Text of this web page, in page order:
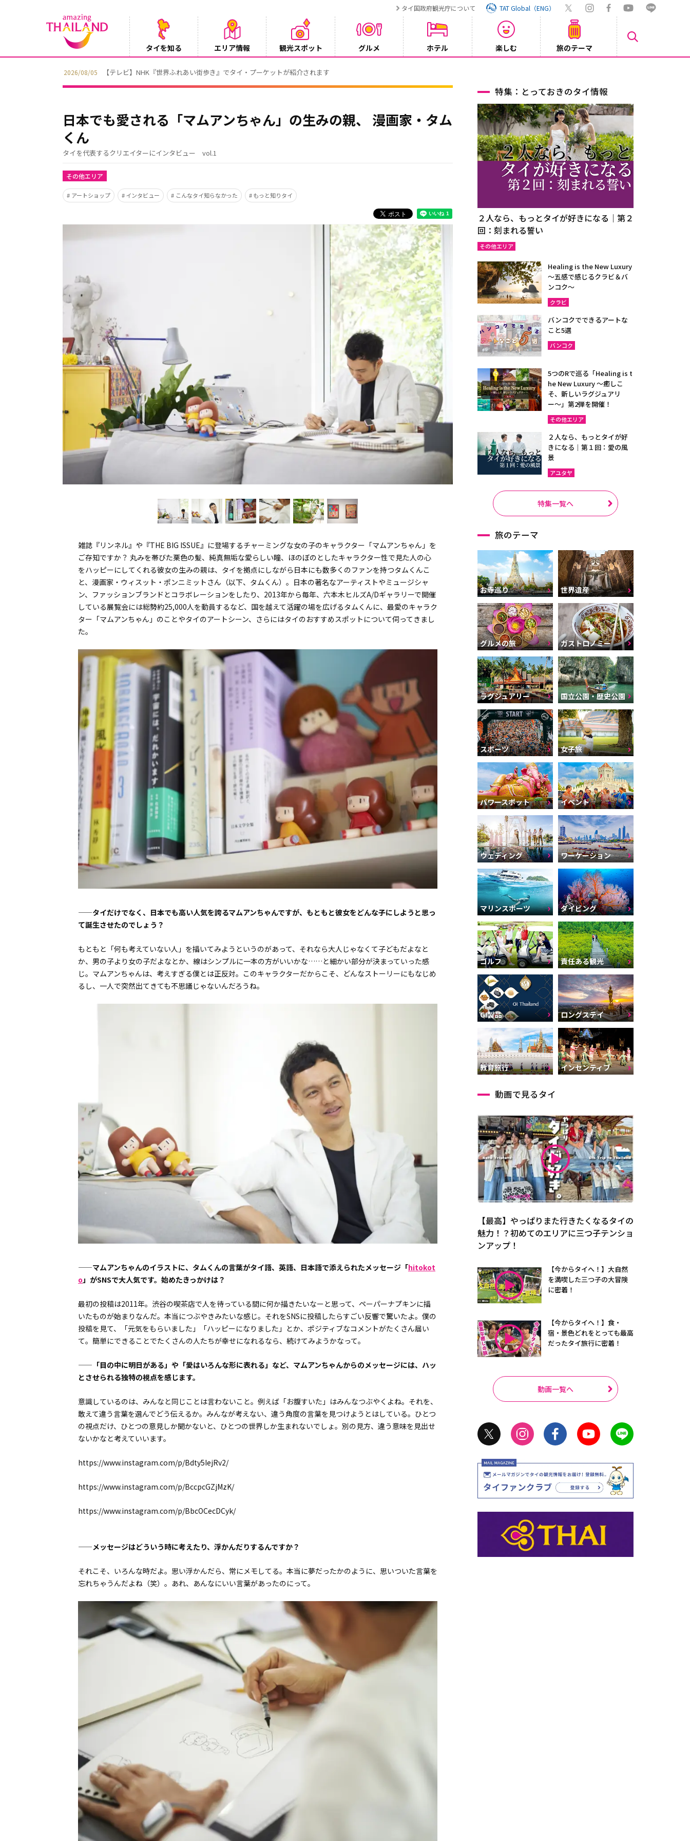
タイ国政府観光庁について TAT Global（ENG）
タイを知る エリア情報 観光スポット グルメ ホテル 楽しむ 旅のテーマ
2026/08/05 【テレビ】NHK『世界ふれあい街歩き』でタイ・プーケットが紹介されます
日本でも愛される「マムアンちゃん」の生みの親、 漫画家・タム
くん
タイを代表するクリエイターにインタビュー vol.1
その他エリア
アートショップ インタビュー こんなタイ知らなかった もっと知りタイ
雑誌『リンネル』や『THE BIG ISSUE』に登場するチャーミングな女の子のキャラクター「マムアンちゃん」を
ご存知ですか？ 丸みを帯びた栗色の髪、純真無垢な愛らしい瞳、ほのぼのとしたキャラクター性で見た人の心
をハッピーにしてくれる彼女の生みの親は、タイを拠点にしながら日本にも数多くのファンを持つタムくんこ
と、漫画家・ウィスット・ポンニミットさん（以下、タムくん）。日本の著名なアーティストやミュージシャ
ン、ファッションブランドとコラボレーションをしたり、2013年から毎年、六本木ヒルズA/Dギャラリーで開催
している展覧会には総勢約25,000人を動員するなど、国を越えて活躍の場を広げるタムくんに、最愛のキャラク
ター「マムアンちゃん」のことやタイのアートシーン、さらにはタイのおすすめスポットについて伺ってきまし
た。
——タイだけでなく、日本でも高い人気を誇るマムアンちゃんですが、もともと彼女をどんな子にしようと思っ
て誕生させたのでしょう？
もともと「何も考えていない人」を描いてみようというのがあって、それなら大人じゃなくて子どもだよなと
か、男の子より女の子だよなとか、線はシンプルに一本の方がいいかな……と細かい部分が決まっていった感
じ。マムアンちゃんは、考えすぎる僕とは正反対。このキャラクターだからこそ、どんなストーリーにもなじめ
るし、一人で突然出てきても不思議じゃないんだろうね。
——マムアンちゃんのイラストに、タムくんの言葉がタイ語、英語、日本語で添えられたメッセージ「hitokot
o 」がSNSで大人気です。始めたきっかけは？
最初の投稿は2011年。渋谷の喫茶店で人を待っている間に何か描きたいなーと思って、ペーパーナプキンに描
いたものが始まりなんだ。本当につぶやきみたいな感じ。それをSNSに投稿したらすごい反響で驚いたよ。僕の
投稿を見て、「元気をもらいました」「ハッピーになりました」とか、ポジティブなコメントがたくさん届い
て。簡単にできることでたくさんの人たちが幸せになれるなら、続けてみようかなって。
——「目の中に明日がある」や「愛はいろんな形に表れる」など、マムアンちゃんからのメッセージには、ハッ
とさせられる独特の視点を感じます。
意識しているのは、みんなと同じことは言わないこと。例えば「お腹すいた」はみんなつぶやくよね。それを、
敢えて違う言葉を選んでどう伝えるか。みんなが考えない、違う角度の言葉を見つけようとはしている。ひとつ
の視点だけ、ひとつの意見しか聞かないと、ひとつの世界しか生まれないでしょ。別の見方、違う意味を見出せ
ないかなと考えていいます。
https://www.instagram.com/p/Bdty5IejRv2/
https://www.instagram.com/p/BccpcGZjMzK/
https://www.instagram.com/p/BbcOCecDCyk/
——メッセージはどういう時に考えたり、浮かんだりするんですか？
それこそ、いろんな時だよ。思い浮かんだら、常にメモしてる。本当に夢だったかのように、思いついた言葉を
忘れちゃうんだよね（笑）。あれ、あんなにいい言葉があったのにって。
特集：とっておきのタイ情報
２人なら、もっとタイが好きになる｜第２
回：刻まれる誓い
その他エリア
Healing is the New Luxury
～五感で感じるクラビ＆バ
ンコク～
クラビ
バンコクでできるアートな
こと5選
バンコク
5つのRで巡る「Healing is t
he New Luxury ～癒しこ
そ、新しいラグジュアリ
ー〜」第2弾を開催！
その他エリア
２人なら、もっとタイが好
きになる｜第１回：愛の風
景
アユタヤ
特集一覧へ
旅のテーマ
お寺巡り 世界遺産
グルメの旅 ガストロノミー
ラグジュアリー 国立公園・歴史公園
スポーツ 女子旅
パワースポット イベント
ウェディング ワーケーション
マリンスポーツ ダイビング
ゴルフ 責任ある観光
GI製品 ロングステイ
教育旅行 インセンティブ
動画で見るタイ
【最高】やっぱりまた行きたくなるタイの
魅力！？初めてのエリアに三つ子テンショ
ンアップ！
【今からタイへ！】大自然
を満喫した三つ子の大冒険
に密着！
【今からタイへ！】食・
宿・景色どれをとっても最高
だったタイ旅行に密着！
動画一覧へ